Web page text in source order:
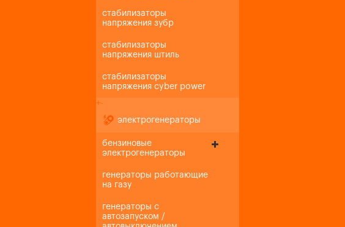
стабилизаторы
напряжения зубр
стабилизаторы
напряжения штиль
стабилизаторы
напряжения cyber power
+-
электрогенераторы
бензиновые
электрогенераторы
генераторы работающие
на газу
генераторы с
автозапуском /